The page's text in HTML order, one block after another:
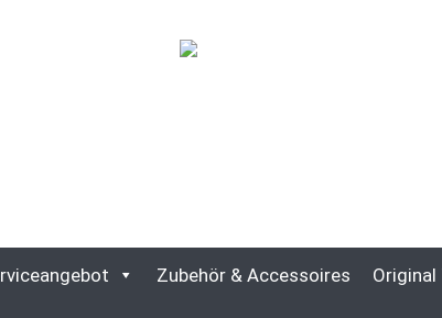
Zubehör & Accessoires Original